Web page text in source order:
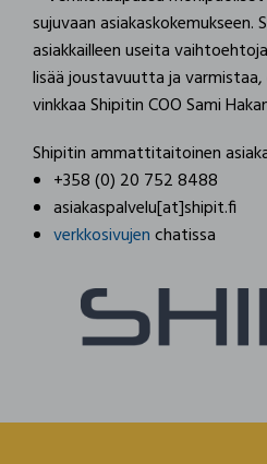
sujuvaan
asiakkailleen useita
lisää joustavuutta ja
vinkkaa Shipitin COO Sami
Shipitin ammattitaitoinen
+358 (0) 20 752 8488
asiakaspalvelu[at]shipit.fi
verkkosivujenchatissa